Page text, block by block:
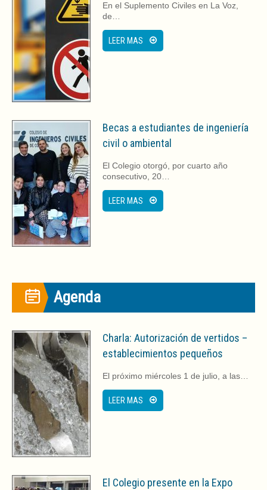
En el Suplemento Civiles en La Voz,
de…
LEER MAS
Becas a estudiantes de ingeniería
civil o ambiental
El Colegio otorgó, por cuarto año
consecutivo, 20…
LEER MAS
Agenda
Charla: Autorización de vertidos –
establecimientos pequeños
El próximo miércoles 1 de julio, a las…
LEER MAS
El Colegio presente en la Expo